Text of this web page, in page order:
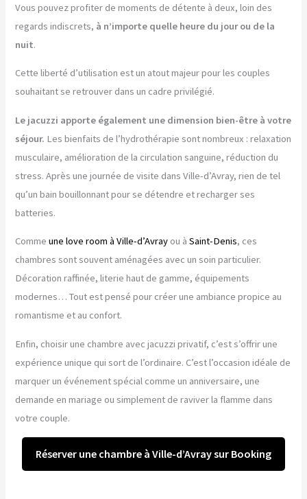
Vous pouvez profiter de moments de détente à deux, loin des
regards indiscrets, à n’importe quelle heure du jour ou de la
nuit.
Cette liberté d’utilisation est un atout majeur pour les couples
souhaitant se retrouver dans un cadre privilégié.
Le jacuzzi apporte également une dimension bien-être à votre
séjour. Les bienfaits de l’hydrothérapie sont nombreux : relaxation
musculaire, amélioration de la circulation sanguine, réduction du
stress. Après une journée de visite dans Ville-d’Avray, rien de tel
qu’un bain bouillonnant pour se détendre et recharger ses
batteries.
Comme une love room à Ville-d’Avray ou àSaint-Denis, ces
chambres sont souvent aménagées avec un soin particulier.
Décoration raffinée, literie haut de gamme, équipements
modernes… Tout est pensé pour créer une ambiance propice au
romantisme et au confort.
Enfin, choisir une chambre avec jacuzzi privatif, c’est s’offrir une
expérience unique qui sort de l’ordinaire. C’est l’occasion idéale de
marquer un événement spécial comme un anniversaire, une
demande en mariage ou simplement de raviver la flamme dans
votre couple.
Réserver une chambre à Ville-d’Avray sur Booking